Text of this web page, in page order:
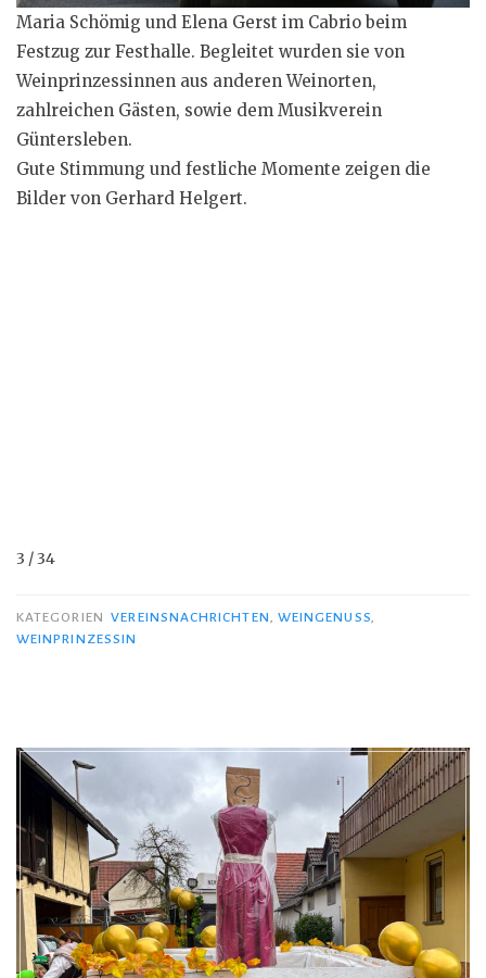
Maria Schömig und Elena Gerst im Cabrio beim
Festzug zur Festhalle. Begleitet wurden sie von
Weinprinzessinnen aus anderen Weinorten,
zahlreichen Gästen, sowie dem Musikverein
Güntersleben.
Gute Stimmung und festliche Momente zeigen die
Bilder von Gerhard Helgert.
3 / 34
KATEGORIEN VEREINSNACHRICHTEN WEINGENUSS
WEINPRINZESSIN